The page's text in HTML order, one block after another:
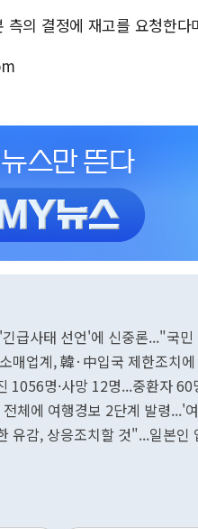
측의 결정에 재고를 요청한
급사태 선언'에 신중론..."국
매업계, 韓·中입국 제한조치
1056명·사망 12명...중환자 60
체에 여행경보 2단계 발령...'
유감, 상응조치할 것"...일본인